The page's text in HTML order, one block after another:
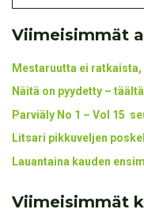
Viimeisimmät
Mestaruutta ei
Näitä on pyydetty –
Parviäly No 1 – Vol 15
Litsari pikkuveljen
Lauantaina kauden
Viimeisimmät